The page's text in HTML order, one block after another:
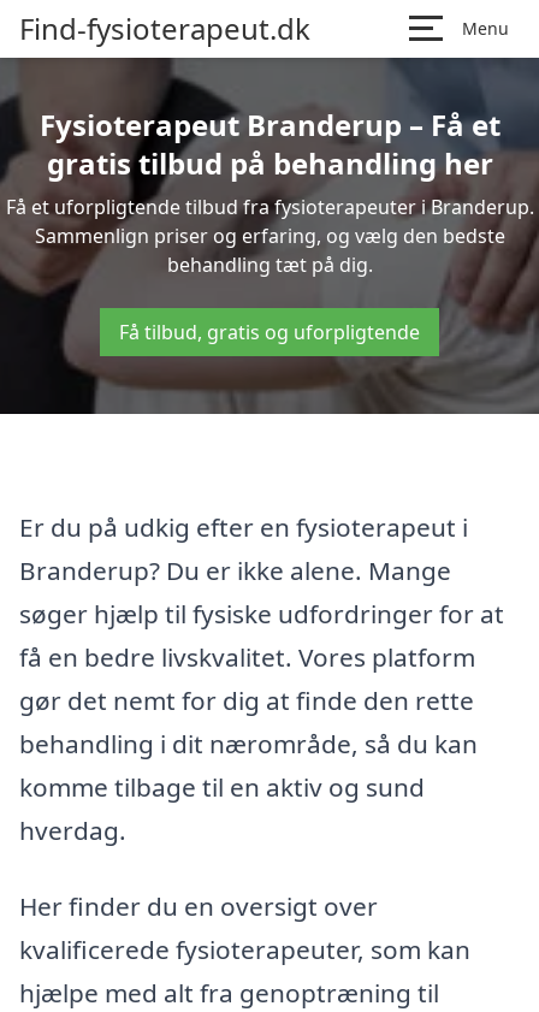
Find-fysioterapeut.dk Menu
Fysioterapeut Branderup – Få et
gratis tilbud på behandling her
Få et uforpligtende tilbud fra fysioterapeuter i Branderup.
Sammenlign priser og erfaring, og vælg den bedste
behandling tæt på dig.
Få tilbud, gratis og uforpligtende
Er du på udkig efter en fysioterapeut i
Branderup? Du er ikke alene. Mange
søger hjælp til fysiske udfordringer for at
få en bedre livskvalitet. Vores platform
gør det nemt for dig at finde den rette
behandling i dit nærområde, så du kan
komme tilbage til en aktiv og sund
hverdag.
Her finder du en oversigt over
kvalificerede fysioterapeuter, som kan
hjælpe med alt fra genoptræning til